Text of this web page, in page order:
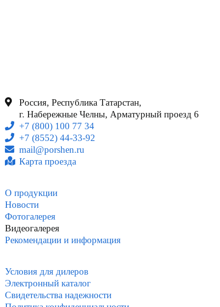
Россия, Республика Татарстан,
г. Набережные Челны, Арматурный проезд 6
+7 (800) 100 77 34
+7 (8552) 44-33-92
mail@porshen.ru
Карта проезда
О продукции
Новости
Фотогалерея
Видеогалерея
Рекомендации и информация
Условия для дилеров
Электронный каталог
Свидетельства надежности